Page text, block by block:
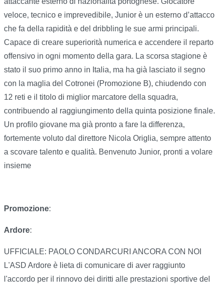
veloce, tecnico e imprevedibile, Junior è un esterno d’attacco
che fa della rapidità e del dribbling le sue armi principali.
Capace di creare superiorità numerica e accendere il reparto
offensivo in ogni momento della gara. La scorsa stagione è
stato il suo primo anno in Italia, ma ha già lasciato il segno
con la maglia del Cotronei (Promozione B), chiudendo con
12 reti e il titolo di miglior marcatore della squadra,
contribuendo al raggiungimento della quinta posizione finale.
Un profilo giovane ma già pronto a fare la differenza,
fortemente voluto dal direttore Nicola Origlia, sempre attento
a scovare talento e qualità. Benvenuto Junior, pronti a volare
insieme
Promozione:
Ardore:
UFFICIALE: PAOLO CONDARCURI ANCORA CON NOI
L'ASD Ardore è lieta di comunicare di aver raggiunto
l'accordo per il rinnovo dei diritti alle prestazioni sportive del